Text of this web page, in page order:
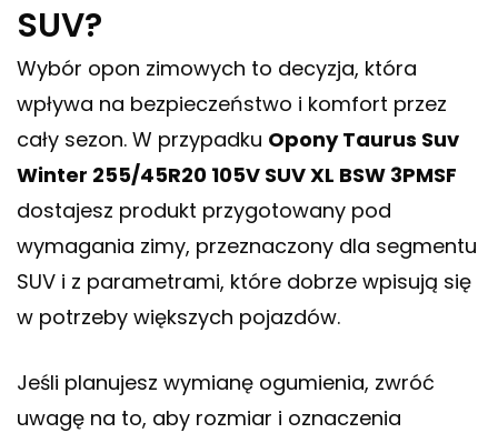
SUV?
Wybór opon zimowych to decyzja, która
wpływa na bezpieczeństwo i komfort przez
cały sezon. W przypadku Opony Taurus Suv
Winter 255/45R20 105V SUV XL BSW 3PMSF
dostajesz produkt przygotowany pod
wymagania zimy, przeznaczony dla segmentu
SUV i z parametrami, które dobrze wpisują się
w potrzeby większych pojazdów.
Jeśli planujesz wymianę ogumienia, zwróć
uwagę na to, aby rozmiar i oznaczenia